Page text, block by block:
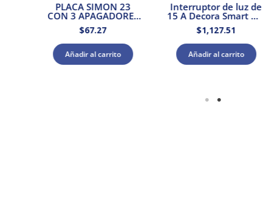
PLACA SIMON 23
CON 3 APAGADORES
2 VIAS BLANCO
$67.27
Añadir al carrito
Interruptor de luz de
15 A Decora Smart Wi-
Fi Leviton
$1,127.51
Añadir al carrito